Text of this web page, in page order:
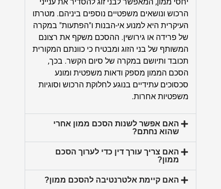
הרכוש ונושאים משפטיים נוספים ביניהם. מטרתו
העיקרית היא למנוע אי-הבנות ו"הפתעות" במקרה
של פרידה או גירושין. ההסכם משקף את רצונם
המשותף של בני הזוג ומבטיח כי כוונתם המקורית
תכובד ותיושם במקרה של סיום הקשר. בכך,
הסכם הממון מספק ודאות משפטית ומונע
סכסוכים עתידיים בנוגע לחלוקת הרכוש וסוגיות
משפטיות אחרות.
האם אפשר לשנות הסכם ממון אחרי
שהוא נחתם?
האם צריך עורך דין כדי לערוך הסכם
ממון?
האם קיימת אלטרנטיבה להסכם ממון?